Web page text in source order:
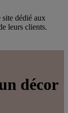
dédié aux
leurs clients.
décor